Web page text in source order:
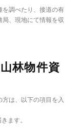
を調べたり、接道の有
、現地にて情報を収
林物件資
は、以下の項目を入
ます。